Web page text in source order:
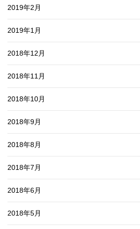
2019年2月
2019年1月
2018年12月
2018年11月
2018年10月
2018年9月
2018年8月
2018年7月
2018年6月
2018年5月